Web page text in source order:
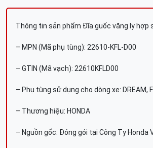
Thông tin sản phẩm Đĩa guốc văng ly hợp
– MPN (Mã phụ tùng): 22610-KFL-D00
– GTIN (Mã vạch): 22610KFLD00
– Phụ tùng sử dụng cho dòng xe: DREAM,
– Thương hiệu: HONDA
– Nguồn gốc: Đóng gói tại Công Ty Honda